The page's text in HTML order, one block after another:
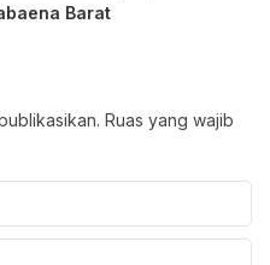
Barat
Ruas yang wajib